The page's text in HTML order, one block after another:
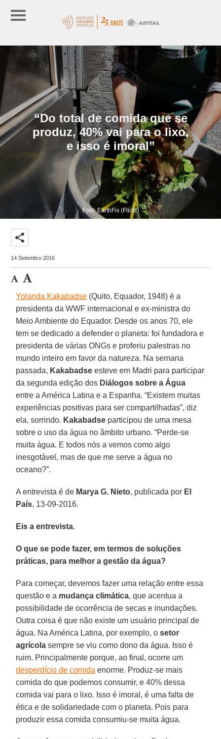
“Do total de comida que se
produz, 40% vai para o lixo,
e isso é imoral”
Foto: EarthFix (Flickr)
share
14 Setembro 2016
Yolanda Kakabadse (Quito, Equador, 1948) é a
presidenta da WWF internacional e ex-ministra do
Meio Ambiente do Equador. Desde os anos 70, ele
tem se dedicado a defender o planeta: foi fundadora e
presidenta de várias ONGs e proferiu palestras no
mundo inteiro em favor da natureza. Na semana
passada, Kakabadse esteve em Madri para participar
da segunda edição dos Diálogos sobre a Água
entre a América Latina e a Espanha. “Existem muitas
experiências positivas para ser compartilhadas”, diz
ela, sorrindo. Kakabadse participou de uma mesa
sobre o uso da água no âmbito urbano. “Perde-se
muita água. E todos nós a vemos como algo
inesgotável, mas de que me serve a água no
oceano?”.
A entrevista é de Marya G. Nieto, publicada por El
País, 13-09-2016.
Eis a entrevista.
O que se pode fazer, em termos de soluções
práticas, para melhor a gestão da água?
Para começar, devemos fazer uma relação entre essa
questão e a mudança climática, que acentua a
possibilidade de ocorrência de secas e inundações.
Outra coisa é que não existe um usuário principal de
água. Na América Latina, por exemplo, osetor
agrícola sempre se viu como dono da água. Isso é
ruim. Principalmente porque, ao final, ocorre um
desperdício de comida enorme. Produz-se mais
comida do que podemos consumir, e 40% dessa
comida vai para o lixo. Isso é imoral, é uma falta de
ética e de solidariedade com o planeta. Pois para
produzir essa comida consumiu-se muita água.